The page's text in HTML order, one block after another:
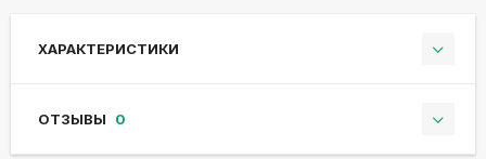
ХАРАКТЕРИСТИКИ
ОТЗЫВЫ 0